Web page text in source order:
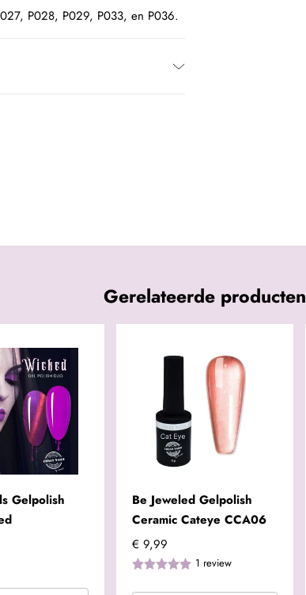
P028, P029, P033, en P036.
Gerelateerde producten
Gelpolish
Be Jeweled Gelpolish
Ceramic Cateye CCA06
€ 9,99
1 review